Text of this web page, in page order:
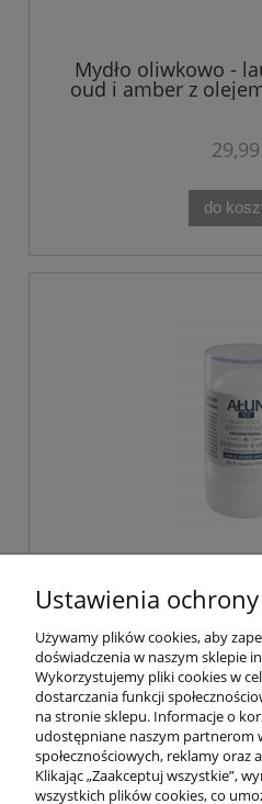
Mydło oliwkowo -
oud i amber z
29,99
do
120
25,99
do
Ustawienia
Używamy plików cookies, aby
doświadczenia w naszym sklepie
Wykorzystujemy pliki cookies w
dostarczania funkcji
na stronie sklepu. Informacje o
udostępniane naszym partnerom
społecznościowych, reklamy oraz
Klikając „Zaakceptuj wszystkie”,
wszystkich plików cookies, co